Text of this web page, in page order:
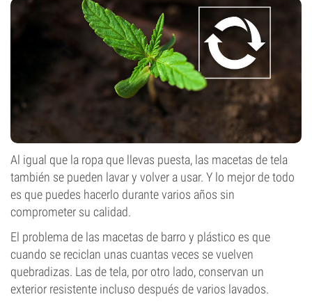
Al igual que la ropa que llevas puesta, las macetas de tela
también se pueden lavar y volver a usar. Y lo mejor de todo
es que puedes hacerlo durante varios años sin
comprometer su calidad.
El problema de las macetas de barro y plástico es que
cuando se reciclan unas cuantas veces se vuelven
quebradizas. Las de tela, por otro lado, conservan un
exterior resistente incluso después de varios lavados.